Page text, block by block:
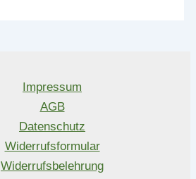
Impressum
AGB
Datenschutz
Widerrufsformular
Widerrufsbelehrung